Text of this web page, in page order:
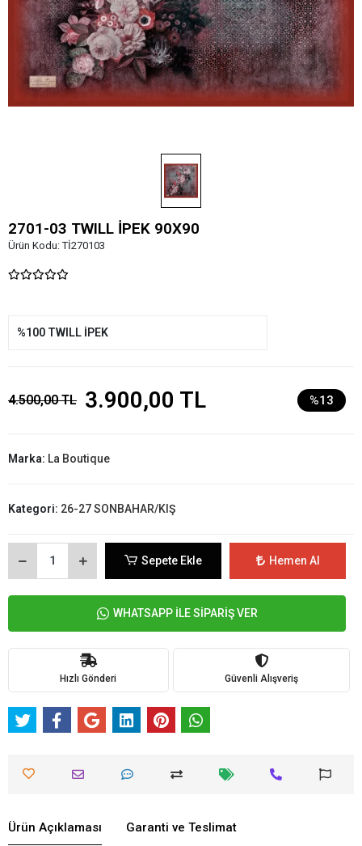
2701-03 TWILL İPEK 90X90
Ürün Kodu:Tİ270103
%100 TWILL İPEK
4.500,00 TL 3.900,00 TL %13
Marka: La Boutique
Kategori: 26-27 SONBAHAR/KIŞ
Sepete Ekle Hemen Al
WHATSAPP İLE SİPARİŞ VER
Hızlı Gönderi Güvenli Alışveriş
Ürün Açıklaması Garanti ve Teslimat